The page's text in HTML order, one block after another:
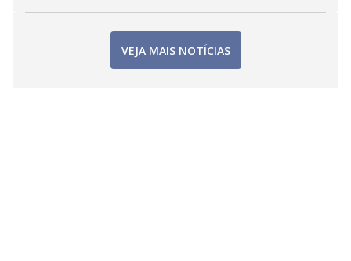
VEJA MAIS NOTÍCIAS